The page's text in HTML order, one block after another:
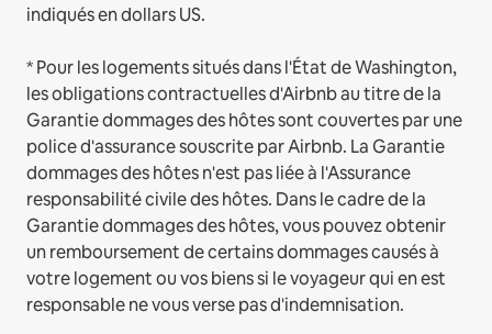
indiqués en dollars US.
* Pour les logements situés dans l'État de Washington,
les obligations contractuelles d'Airbnb au titre de la
Garantie dommages des hôtes sont couvertes par une
police d'assurance souscrite par Airbnb. La Garantie
dommages des hôtes n'est pas liée à l'Assurance
responsabilité civile des hôtes. Dans le cadre de la
Garantie dommages des hôtes, vous pouvez obtenir
un remboursement de certains dommages causés à
votre logement ou vos biens si le voyageur qui en est
responsable ne vous verse pas d'indemnisation.